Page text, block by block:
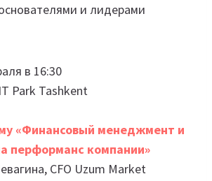
и лидерами
в 16:30
Park Tashkent
«Финансовый менеджмент и
перформанс компании»
CFO Uzum Market